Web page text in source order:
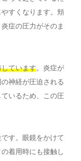
すくなります。頬
症の圧力がそのま
ています。炎症が
神経が圧迫される
いるため、この圧
す。眼鏡をかけて
着用時にも接触し